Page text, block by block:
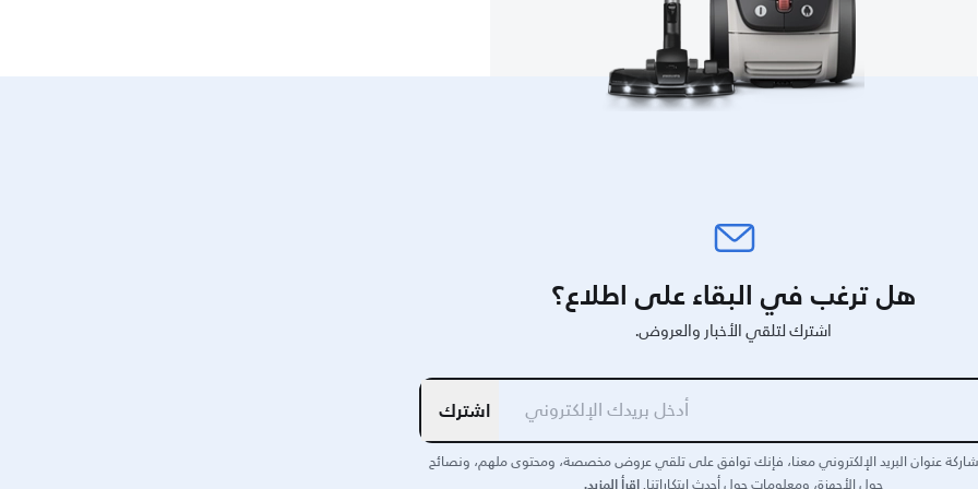
هل ترغب في البقاء على اطلاع؟
اشترك لتلقي الأخبار والعروض.
اشترك
عنوان البريد الإلكتروني معنا، فإنك توافق على تلقي عروض مخصصة، ومحتوى ملهم، ونصائح